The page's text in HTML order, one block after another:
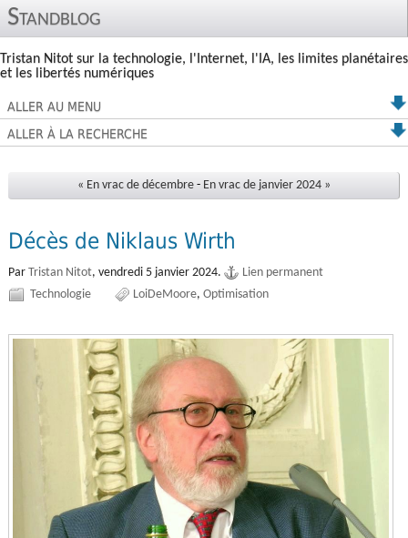
Standblog
Tristan Nitot sur la technologie, l'Internet, l'IA, les limites planétaires
et les libertés numériques
ALLER AU MENU
ALLER À LA RECHERCHE
« En vrac de décembre - En vrac de janvier 2024 »
Décès de Niklaus Wirth
Par Tristan Nitot, vendredi 5 janvier 2024.
Lien permanent
Technologie
LoiDeMoore Optimisation